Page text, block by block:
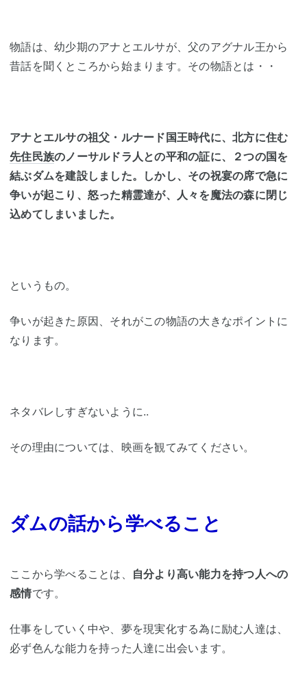
物語は、幼少期のアナとエルサが、父のアグナル王から
昔話を聞くところから始まります。その物語とは・・
アナとエルサの祖父・ルナード国王時代に、北方に住む
先住民族のノーサルドラ人との平和の証に、２つの国を
結ぶダムを建設しました。しかし、その祝宴の席で急に
争いが起こり、怒った精霊達が、人々を魔法の森に閉じ
込めてしまいました。
というもの。
争いが起きた原因、それがこの物語の大きなポイントに
なります。
ネタバレしすぎないように..
その理由については、映画を観てみてください。
ダムの話から学べること
ここから学べることは、
自分より高い能力を持つ人への
感情です。
仕事をしていく中や、夢を現実化する為に励む人達は、
必ず色んな能力を持った人達に出会います。